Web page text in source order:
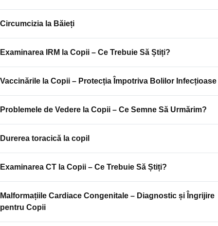
Circumcizia la Băieți
Examinarea IRM la Copii – Ce Trebuie Să Știți?
Vaccinările la Copii – Protecția Împotriva Bolilor Infecțioase
Problemele de Vedere la Copii – Ce Semne Să Urmărim?
Durerea toracică la copil
Examinarea CT la Copii – Ce Trebuie Să Știți?
Malformațiile Cardiace Congenitale – Diagnostic și Îngrijire
pentru Copii